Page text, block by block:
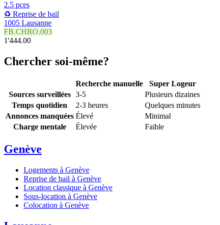
2.5 pces
♻️ Reprise de bail
1005 Lausanne
FB.CHRO.003
1'444.00
Chercher soi-même?
Recherche manuelle
Super Logeur
Sources surveillées
3-5
Plusieurs dizaines
Temps quotidien
2-3 heures
Quelques minutes
Annonces manquées Élevé
Minimal
Charge mentale
Élevée Faible
Genève
Logements à Genève
Reprise de bail à Genève
Location classique à Genève
Sous-location à Genève
Colocation à Genève